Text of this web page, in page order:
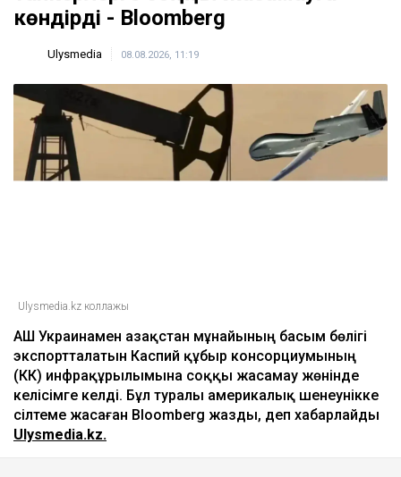
18:20
Атырауда балаға қол көтерді деген тәрбиеші
Ирандағы соғыс салдарынан АҚШ-тың қару-
жарақ қоры азайып барады - NYT
17:20
АҚШ Украинаны Қазақстан
мұнайын тасымалдайтын
танкерлерге соққы жасамауға
көндірді - Bloomberg
Ulysmedia 08.08.2026, 11:19